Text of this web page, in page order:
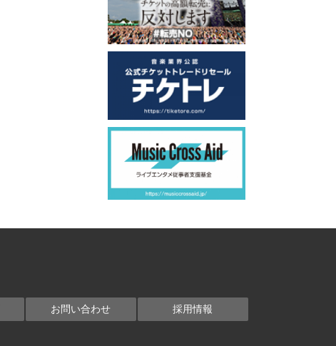
お問い合わせ 採用情報